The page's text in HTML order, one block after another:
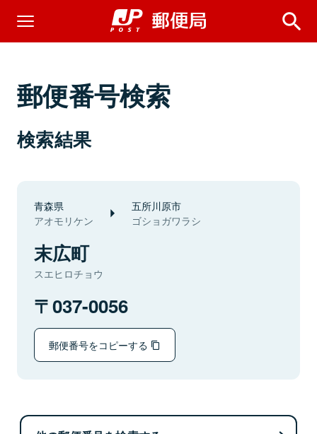
郵便番号検索
検索結果
青森県
アオモリケン
五所川原市
ゴショガワラシ
末広町
スエヒロチョウ
037-0056
郵便番号をコピーする